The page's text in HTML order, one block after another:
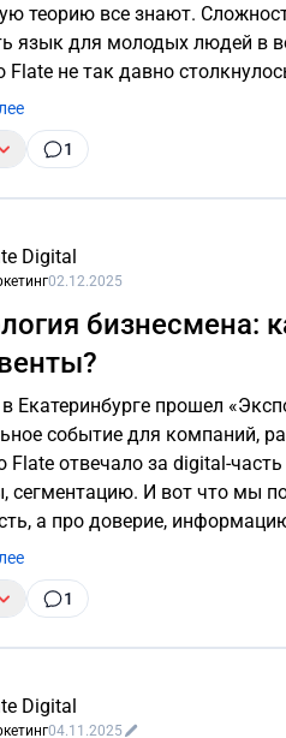
теорию все знают.
язык для молодых людей в
Flate не так давно
1
Digital
02.12.2025
бизнесмена:
Екатеринбурге прошел
событие для компаний,
Flate отвечало за digital-
сегментацию. И вот что мы
а про доверие,
1
Digital
04.11.2025